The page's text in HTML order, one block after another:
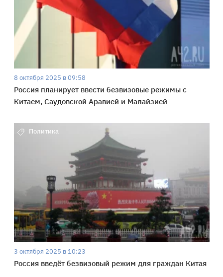
8 октября 2025 в 09:58
Россия планирует ввести безвизовые режимы с
Китаем, Саудовской Аравией и Малайзией
Политика
3 октября 2025 в 10:23
Россия введёт безвизовый режим для граждан Китая